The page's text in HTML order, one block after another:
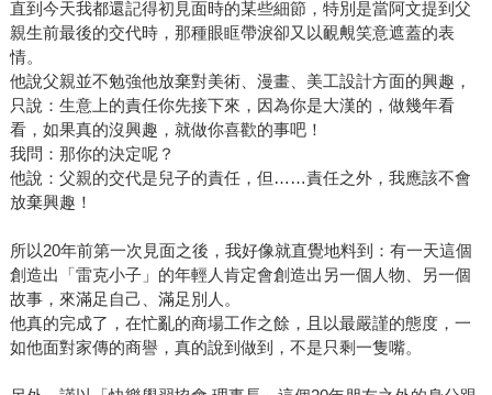
直到今天我都還記得初見面時的某些細節，特別是當阿文提到父
親生前最後的交代時，那種眼眶帶淚卻又以靦覥笑意遮蓋的表
情。
他說父親並不勉強他放棄對美術、漫畫、美工設計方面的興趣，
只說：生意上的責任你先接下來，因為你是大漢的，做幾年看
看，如果真的沒興趣，就做你喜歡的事吧！
我問：那你的決定呢？
他說：父親的交代是兒子的責任，但……責任之外，我應該不會
放棄興趣！
所以20年前第一次見面之後，我好像就直覺地料到：有一天這個
創造出「雷克小子」的年輕人肯定會創造出另一個人物、另一個
故事，來滿足自己、滿足別人。
他真的完成了，在忙亂的商場工作之餘，且以最嚴謹的態度，一
如他面對家傳的商譽，真的說到做到，不是只剩一隻嘴。